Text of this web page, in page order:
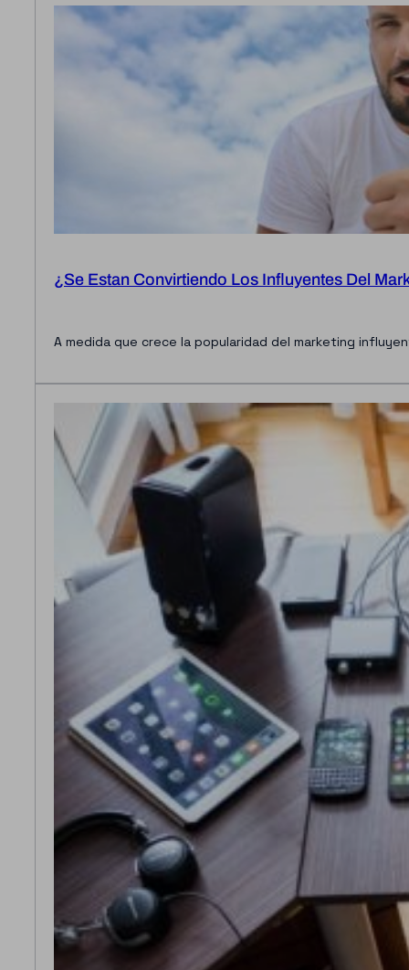
¿Se Estan Convirtiendo Los Influyentes Del
A medida que crece la popularidad del marketing